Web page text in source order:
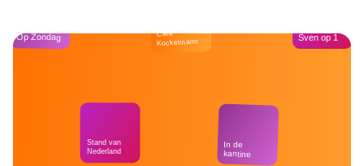
Op Zondag
Stand van
Nederland
Café
Kockelmann
In de
kantine
Sven op 1